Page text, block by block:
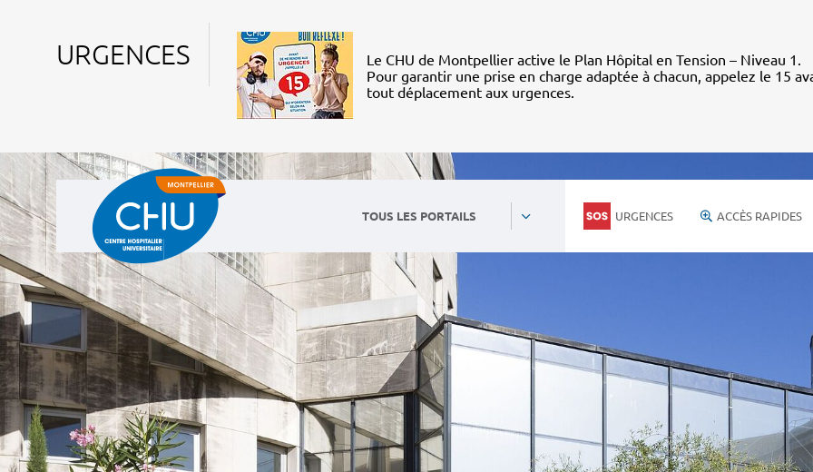
URGENCES
Le CHU de Montpellier active le Plan Hôpital en Tension – Niveau 1.
Pour garantir une prise en charge adaptée à chacun, appelez le 15
tout déplacement aux urgences.
TOUS LES PORTAILS URGENCES ACCÈS RAPIDES